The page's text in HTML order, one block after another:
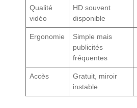
Qualité
vidéo
HD souvent
disponible
Ergonomie
Simple mais
publicités
fréquentes
Accès
Gratuit, miroir
instable